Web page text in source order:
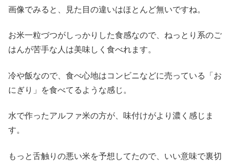
画像でみると、見た目の違いはほとんど無いですね。
お米一粒づつがしっかりした食感なので、ねっとり系のご
はんが苦手な人は美味しく食べれます。
冷や飯なので、食べ心地はコンビニなどに売っている「お
にぎり」を食べてるような感じ。
水で作ったアルファ米の方が、味付けがより濃く感じま
す。
もっと舌触りの悪い米を予想してたので、いい意味で裏切